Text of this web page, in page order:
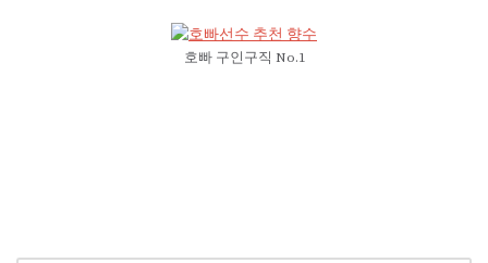
호빠 구인구직 No.1